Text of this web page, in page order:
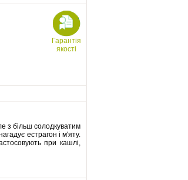
Гарантія
якості
з більш солодкуватим
естрагон і м'яту.
при кашлі,